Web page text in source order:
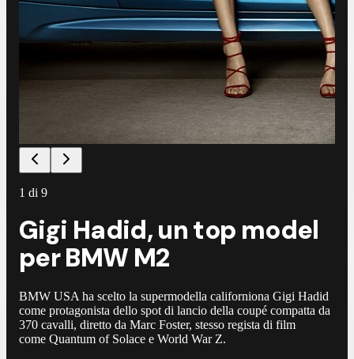
1 di 9
Gigi Hadid, un top model
per BMW M2
BMW USA ha scelto la supermodella californiona Gigi Hadid
come protagonista dello spot di lancio della coupé compatta da
370 cavalli, diretto da Marc Foster, stesso regista di film
come Quantum of Solace e World War Z.